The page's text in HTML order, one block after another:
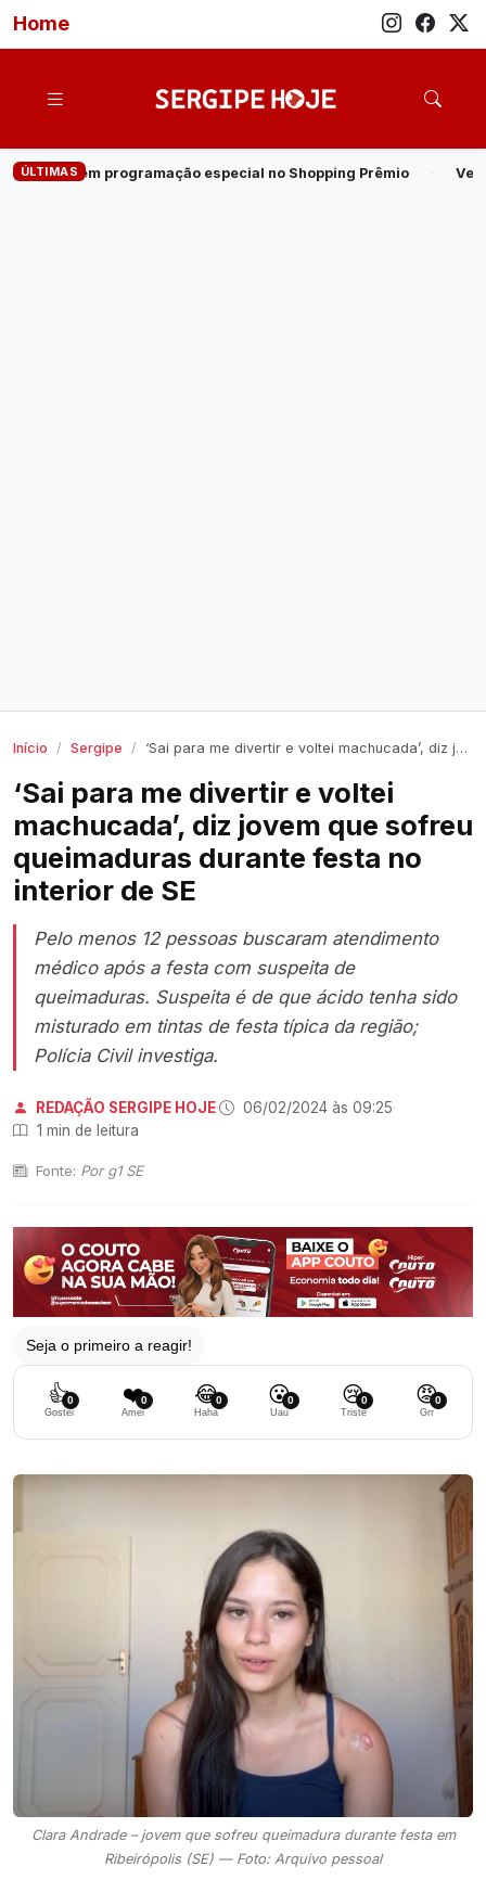
Home
ÚLTIMAS
no Shopping Prêmio · Veja quem são os candidatos ao
Início Sergipe ‘Sai para me divertir e voltei machucada’, diz jovem que sofreu queimaduras durante festa no interior de SE
‘Sai para me divertir e voltei
machucada’, diz jovem que sofreu
queimaduras durante festa no
interior de SE
Pelo menos 12 pessoas buscaram atendimento
médico após a festa com suspeita de
queimaduras. Suspeita é de que ácido tenha sido
misturado em tintas de festa típica da região;
Polícia Civil investiga.
REDAÇÃO SERGIPE HOJE· 06/02/2024 às 09:25·
1 min de leitura
Fonte: Por g1 SE
Seja o primeiro a reagir!
👍0
Gostei
❤️0
Amei
😂0
Haha
😮0
Uau
😢0
Triste
😡0
Grr
Clara Andrade – jovem que sofreu queimadura durante festa em
Ribeirópolis (SE) — Foto: Arquivo pessoal